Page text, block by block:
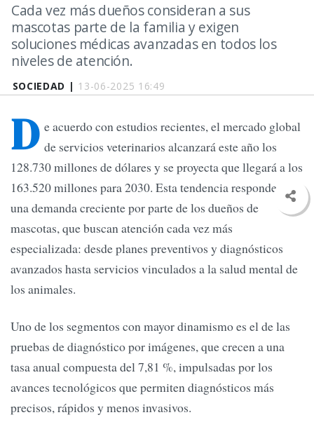
SOCIEDAD | 13-06-2025 16:49
Cada vez más dueños consideran a sus
mascotas parte de la familia y exigen
soluciones médicas avanzadas en todos los
niveles de atención.
D e acuerdo con estudios recientes, el mercado global
de servicios veterinarios alcanzará este año los
128.730 millones de dólares y se proyecta que llegará a los
163.520 millones para 2030. Esta tendencia responde a
una demanda creciente por parte de los dueños de
mascotas, que buscan atención cada vez más
especializada: desde planes preventivos y diagnósticos
avanzados hasta servicios vinculados a la salud mental de
los animales.
Uno de los segmentos con mayor dinamismo es el de las
pruebas de diagnóstico por imágenes, que crecen a una
tasa anual compuesta del 7,81 %, impulsadas por los
avances tecnológicos que permiten diagnósticos más
precisos, rápidos y menos invasivos.